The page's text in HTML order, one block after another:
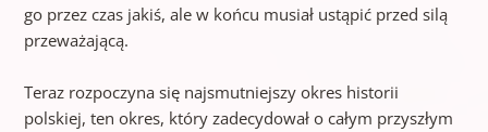
go przez czas jakiś, ale w końcu musiał ustąpić przed silą
przeważającą.
Teraz rozpoczyna się najsmutniejszy okres historii
polskiej, ten okres, który zadecydował o całym przyszłym